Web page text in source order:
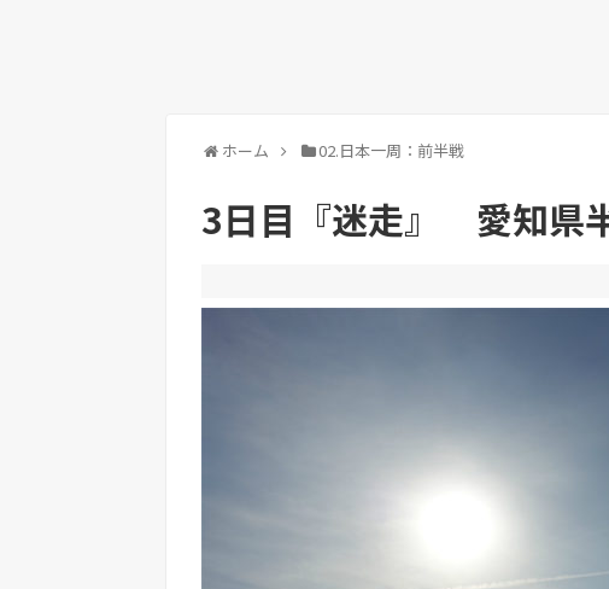
ホーム 02.日本一周：前半戦
3日目『迷走』 愛知県